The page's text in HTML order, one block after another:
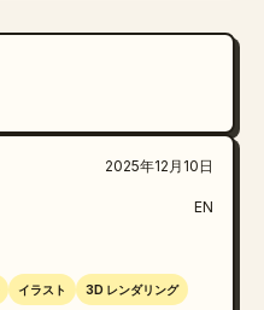
2025年12月10日
EN
イラスト 3D レンダリング